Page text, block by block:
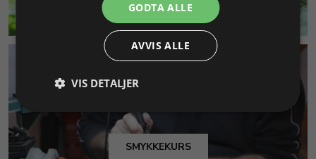
MILJØ & BÆREKRAFT
SMYKKEKURS
GODTA ALLE
AVVIS ALLE
VIS DETALJER